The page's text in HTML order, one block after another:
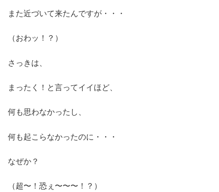
また近づいて来たんですが・・・
（おわッ！？）
さっきは、
まったく！と言ってイイほど、
何も思わなかったし、
何も起こらなかったのに・・・
なぜか？
（超〜！恐ぇ〜〜〜！？）